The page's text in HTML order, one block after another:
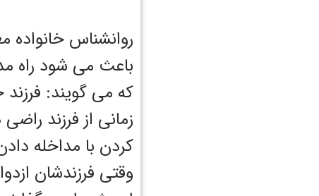
روانشناس
باعث می شود راه
که می گویند:
زمانی از فرزند
کردن با مداخله
وقتی فرزندشان